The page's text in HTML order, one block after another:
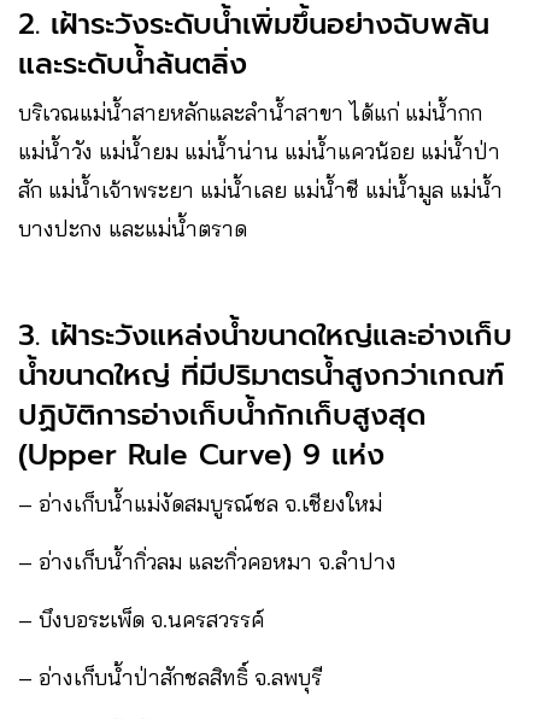
2. เฝ้าระวังระดับน้ำเพิ่มขึ้นอย่างฉับพลัน
และระดับน้ำล้นตลิ่ง
บริเวณแม่น้ำสายหลักและลำน้ำสาขา ได้แก่ แม่น้ำกก
แม่น้ำวัง แม่น้ำยม แม่น้ำน่าน แม่น้ำแควน้อย แม่น้ำป่า
สัก แม่น้ำเจ้าพระยา แม่น้ำเลย แม่น้ำชี แม่น้ำมูล แม่น้ำ
บางปะกง และแม่น้ำตราด
3. เฝ้าระวังแหล่งน้ำขนาดใหญ่และอ่างเก็บ
น้ำขนาดใหญ่ ที่มีปริมาตรน้ำสูงกว่าเกณฑ์
ปฏิบัติการอ่างเก็บน้ำกักเก็บสูงสุด
(Upper Rule Curve) 9 แห่ง
– อ่างเก็บน้ำแม่งัดสมบูรณ์ชล จ.เชียงใหม่
– อ่างเก็บน้ำกิ่วลม และกิ่วคอหมา จ.ลำปาง
– บึงบอระเพ็ด จ.นครสวรรค์
– อ่างเก็บน้ำป่าสักชลสิทธิ์ จ.ลพบุรี